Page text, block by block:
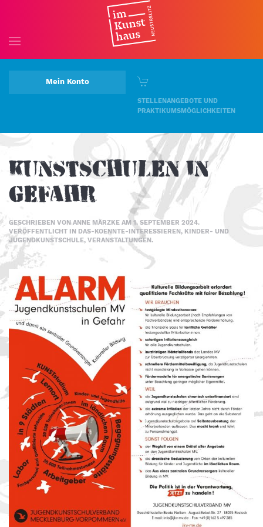
Mein Konto
STELLENANGEBOTE UND
PRAKTIKUMSMÖGLICHKEITEN
Kunstschulen in
Gefahr
GESCHRIEBEN VON ANNE MÄRZKE AM 1. SEPTEMBER 2024.
VERÖFFENTLICHT IN DAS-KOENNTE-INTERESSIEREN, KINDER- UND
JUGENDKUNSTSCHULE, VERANSTALTUNGEN.